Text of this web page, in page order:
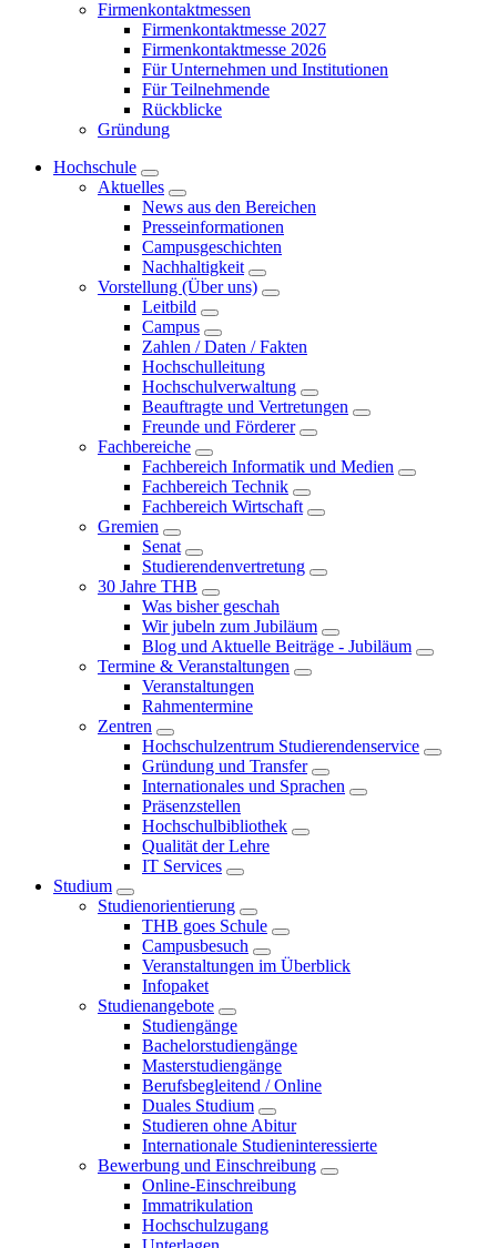
Firmenkontaktmessen
Firmenkontaktmesse 2027
Firmenkontaktmesse 2026
Für Unternehmen und Institutionen
Für Teilnehmende
Rückblicke
Gründung
Hochschule
Aktuelles
News aus den Bereichen
Presseinformationen
Campusgeschichten
Nachhaltigkeit
Vorstellung (Über uns)
Leitbild
Campus
Zahlen / Daten / Fakten
Hochschulleitung
Hochschulverwaltung
Beauftragte und Vertretungen
Freunde und Förderer
Fachbereiche
Fachbereich Informatik und Medien
Fachbereich Technik
Fachbereich Wirtschaft
Gremien
Senat
Studierendenvertretung
30 Jahre THB
Was bisher geschah
Wir jubeln zum Jubiläum
Blog und Aktuelle Beiträge - Jubiläum
Termine & Veranstaltungen
Veranstaltungen
Rahmentermine
Zentren
Hochschulzentrum Studierendenservice
Gründung und Transfer
Internationales und Sprachen
Präsenzstellen
Hochschulbibliothek
Qualität der Lehre
IT Services
Studium
Studienorientierung
THB goes Schule
Campusbesuch
Veranstaltungen im Überblick
Infopaket
Studienangebote
Studiengänge
Bachelorstudiengänge
Masterstudiengänge
Berufsbegleitend / Online
Duales Studium
Studieren ohne Abitur
Internationale Studieninteressierte
Bewerbung und Einschreibung
Online-Einschreibung
Immatrikulation
Hochschulzugang